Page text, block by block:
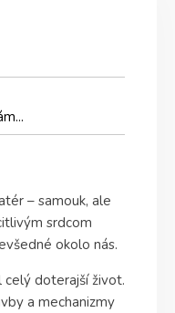
– samouk, ale
srdcom
okolo nás.
celý doterajší život.
a mechanizmy